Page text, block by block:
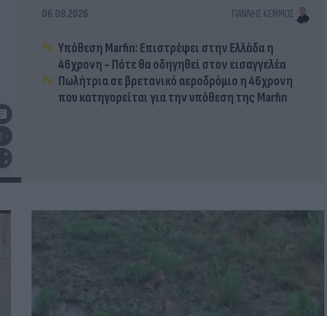
06.08.2026 ΓΙΆΝΝΗΣ ΚΈΜΜΟΣ
Υπόθεση Marfin: Επιστρέφει στην Ελλάδα η
46χρονη - Πότε θα οδηγηθεί στον εισαγγελέα
Πωλήτρια σε βρετανικό αεροδρόμιο η 46χρονη
που κατηγορείται για την υπόθεση της Marfin